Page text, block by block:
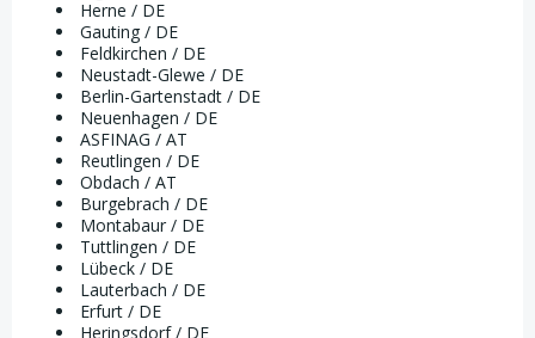
Herne / DE
Gauting / DE
Feldkirchen / DE
Neustadt-Glewe / DE
Berlin-Gartenstadt / DE
Neuenhagen / DE
ASFINAG / AT
Reutlingen / DE
Obdach / AT
Burgebrach / DE
Montabaur / DE
Tuttlingen / DE
Lübeck / DE
Lauterbach / DE
Erfurt / DE
Heringsdorf / DE